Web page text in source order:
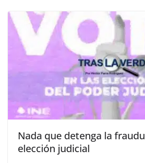
Nada que detenga la
elección judicial